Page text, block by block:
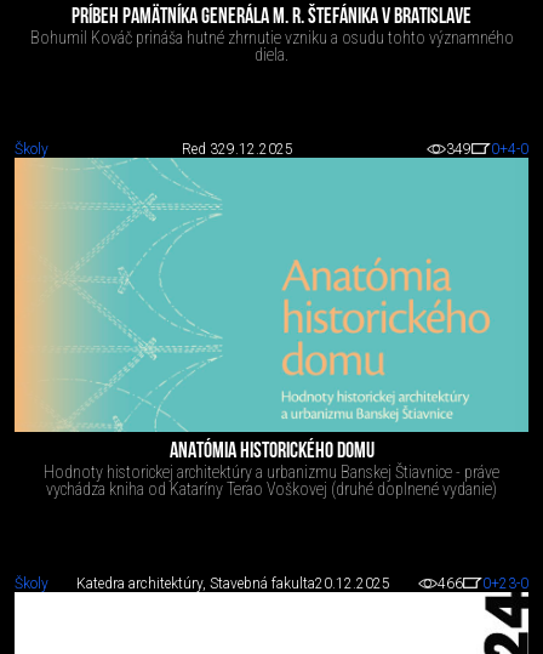
PRÍBEH PAMÄTNÍKA GENERÁLA M. R. ŠTEFÁNIKA V BRATISLAVE
Bohumil Kováč prináša hutné zhrnutie vzniku a osudu tohto významného
diela.
Školy Red 329.12.2025 349 0+4-0
ANATÓMIA HISTORICKÉHO DOMU
Hodnoty historickej architektúry a urbanizmu Banskej Štiavnice - práve
vychádza kniha od Kataríny Terao Voškovej (druhé doplnené vydanie)
Školy Katedra architektúry, Stavebná fakulta20.12.2025 466 0+23-0